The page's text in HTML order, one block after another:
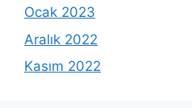
Ocak 2023
Aralık 2022
Kasım 2022